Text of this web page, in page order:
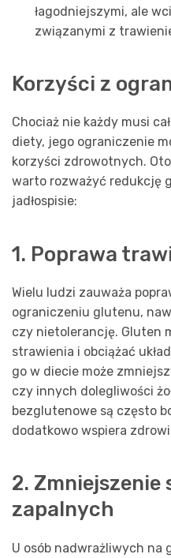
łagodniejszymi, ale
związanymi z
Korzyści z
Chociaż nie każdy musi
diety, jego ograniczenie
korzyści zdrowotnych.
warto rozważyć redukcję
jadłospisie:
1. Poprawa
Wielu ludzi zauważa
ograniczeniu glutenu,
czy nietolerancję. Gluten
strawienia i obciążać
go w diecie może
czy innych dolegliwości
bezglutenowe są często
dodatkowo wspiera
2. Zmniejszenie
zapalnych
U osób nadwrażliwych na